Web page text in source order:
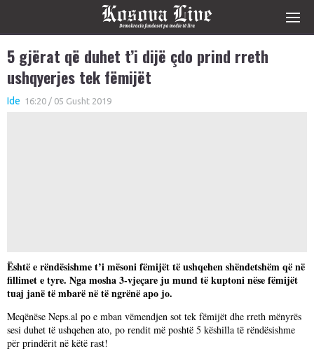
5 gjërat që duhet t’i dijë çdo prind rreth
ushqyerjes tek fëmijët
Ide 16:20 / 05 Gusht 2019
Është e rëndësishme t’i mësoni fëmijët të ushqehen shëndetshëm që në
fillimet e tyre. Nga mosha 3-vjeçare ju mund të kuptoni nëse fëmijët
tuaj janë të mbarë në të ngrënë apo jo.
Meqënëse Neps.al po e mban vëmendjen sot tek fëmijët dhe rreth mënyrës
sesi duhet të ushqehen ato, po rendit më poshtë 5 këshilla të rëndësishme
për prindërit në këtë rast!